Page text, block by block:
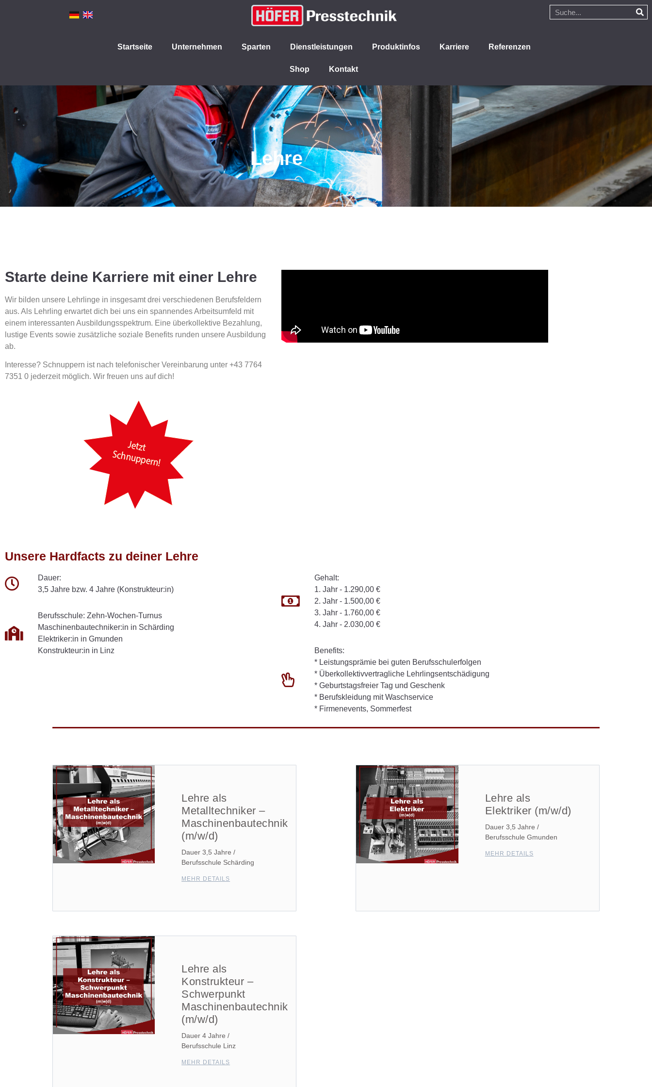
Startseite Unternehmen Sparten Dienstleistungen Produktinfos Karriere Referenzen
Shop Kontakt
Lehre
Starte deine Karriere mit einer Lehre
Wir bilden unsere Lehrlinge in insgesamt drei verschiedenen Berufsfeldern
aus. Als Lehrling erwartet dich bei uns ein spannendes Arbeitsumfeld mit
einem interessanten Ausbildungsspektrum. Eine überkollektive Bezahlung,
lustige Events sowie zusätzliche soziale Benefits runden unsere Ausbildung
ab.
Interesse? Schnuppern ist nach telefonischer Vereinbarung unter +43 7764
7351 0 jederzeit möglich. Wir freuen uns auf dich!
Unsere Hardfacts zu deiner Lehre
Dauer:
3,5 Jahre bzw. 4 Jahre (Konstrukteur:in)
Berufsschule: Zehn-Wochen-Turnus
Maschinenbautechniker:in in Schärding
Elektriker:in in Gmunden
Konstrukteur:in in Linz
Gehalt:
1. Jahr - 1.290,00 €
2. Jahr - 1.500,00 €
3. Jahr - 1.760,00 €
4. Jahr - 2.030,00 €
Benefits:
* Leistungsprämie bei guten Berufsschulerfolgen
* Überkollektivvertragliche Lehrlingsentschädigung
* Geburtstagsfreier Tag und Geschenk
* Berufskleidung mit Waschservice
* Firmenevents, Sommerfest
Lehre als
Metalltechniker –
Maschinenbautechnik
(m/w/d)
Dauer 3,5 Jahre /
Berufsschule Schärding
MEHR DETAILS
Lehre als
Elektriker (m/w/d)
Dauer 3,5 Jahre /
Berufsschule Gmunden
MEHR DETAILS
Lehre als
Konstrukteur –
Schwerpunkt
Maschinenbautechnik
(m/w/d)
Dauer 4 Jahre /
Berufsschule Linz
MEHR DETAILS